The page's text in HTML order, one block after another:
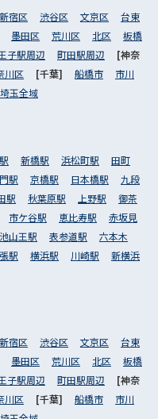
新宿区 渋谷区 文京区
台東
墨田区 荒川区 北区
板橋
子駅周辺 町田駅周辺
[神奈
川区 [千葉] 船橋市
市川
玉全域
新橋駅 浜松町駅
田町
駅 京橋駅 日本橋駅
九段
駅 秋葉原駅 上野駅
御茶
市ケ谷駅 恵比寿駅
赤坂見
山王駅 表参道駅
六本木
駅 横浜駅 川崎駅
新横浜
新宿区 渋谷区 文京区
台東
墨田区 荒川区 北区
板橋
子駅周辺 町田駅周辺
[神奈
川区 [千葉] 船橋市
市川